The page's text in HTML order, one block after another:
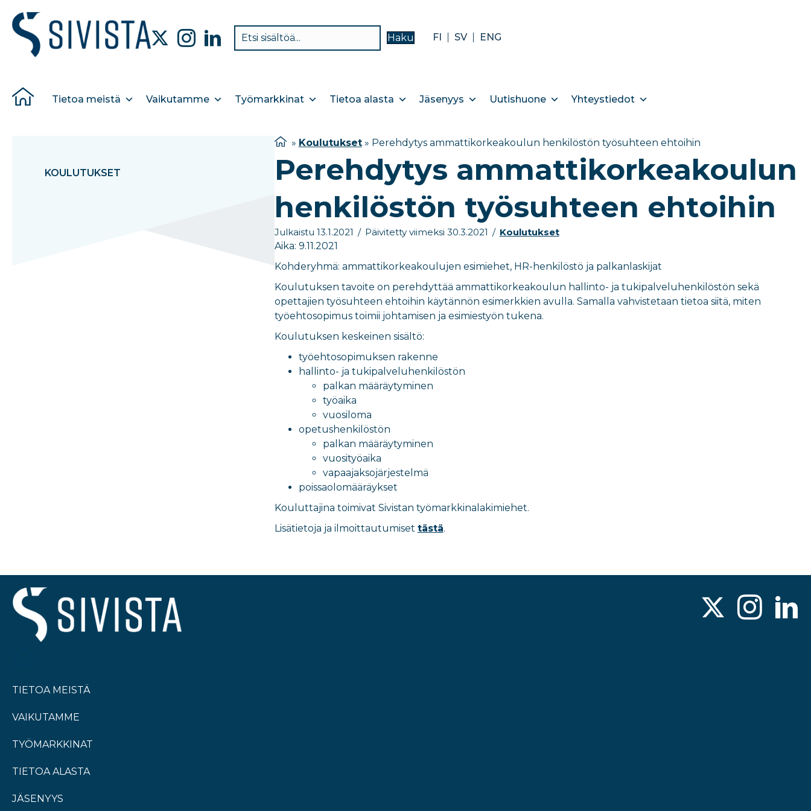
Haku FI SV ENG
Tietoa meistä Vaikutamme Työmarkkinat Tietoa alasta Jäsenyys Uutishuone Yhteystiedot
KOULUTUKSET
» Koulutukset» Perehdytys ammattikorkeakoulun henkilöstön työsuhteen ehtoihin
Perehdytys ammattikorkeakoulun
henkilöstön työsuhteen ehtoihin
Julkaistu 13.1.2021 / Päivitetty viimeksi 30.3.2021 / Koulutukset
Aika: 9.11.2021
Kohderyhmä: ammattikorkeakoulujen esimiehet, HR-henkilöstö ja palkanlaskijat
Koulutuksen tavoite on perehdyttää ammattikorkeakoulun hallinto- ja tukipalveluhenkilöstön sekä
opettajien työsuhteen ehtoihin käytännön esimerkkien avulla. Samalla vahvistetaan tietoa siitä, miten
työehtosopimus toimii johtamisen ja esimiestyön tukena.
Koulutuksen keskeinen sisältö:
työehtosopimuksen rakenne
hallinto- ja tukipalveluhenkilöstön
palkan määräytyminen
työaika
vuosiloma
opetushenkilöstön
palkan määräytyminen
vuosityöaika
vapaajaksojärjestelmä
poissaolomääräykset
Kouluttajina toimivat Sivistan työmarkkinalakimiehet.
Lisätietoja ja ilmoittautumiset tästä.
TIETOA MEISTÄ
VAIKUTAMME
TYÖMARKKINAT
TIETOA ALASTA
JÄSENYYS